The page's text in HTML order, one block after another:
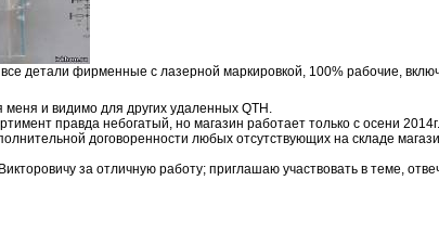
все детали фирменные с лазерной маркировкой, 100% рабочие,
и видимо для других удаленных QTH.
правда небогатый, но магазин работает только с осени
договоренности любых отсутствующих на складе
за отличную работу; приглашаю участвовать в теме,